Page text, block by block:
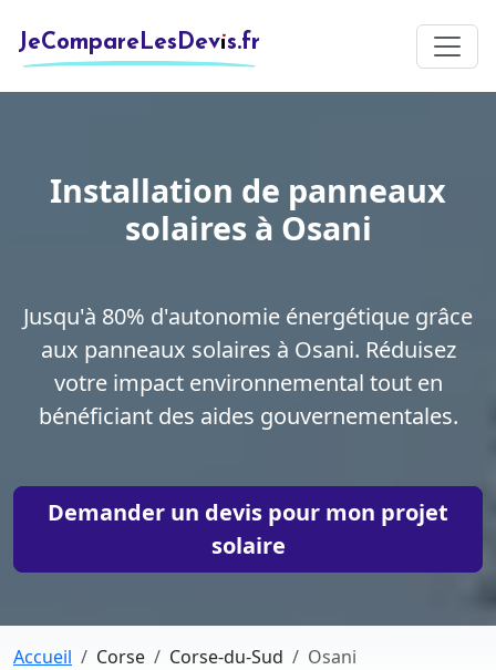
JeCompareLesDevis.fr
Installation de panneaux
solaires à Osani
Jusqu'à 80% d'autonomie énergétique grâce
aux panneaux solaires à Osani. Réduisez
votre impact environnemental tout en
bénéficiant des aides gouvernementales.
Demander un devis pour mon projet
solaire
Accueil Corse Corse-du-Sud Osani